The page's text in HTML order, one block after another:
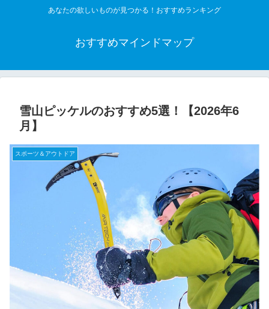
あなたの欲しいものが見つかる！おすすめランキング
おすすめマインドマップ
雪山ピッケルのおすすめ5選！【2026年6
月】
スポーツ＆アウトドア